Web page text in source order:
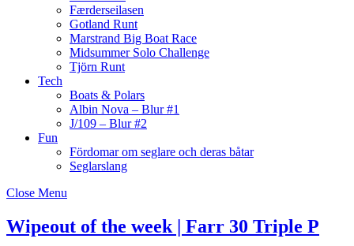
Færderseilasen
Gotland Runt
Marstrand Big Boat Race
Midsummer Solo Challenge
Tjörn Runt
Tech
Boats & Polars
Albin Nova – Blur #1
J/109 – Blur #2
Fun
Fördomar om seglare och deras båtar
Seglarslang
Close Menu
Wipeout of the week | Farr 30 Triple P